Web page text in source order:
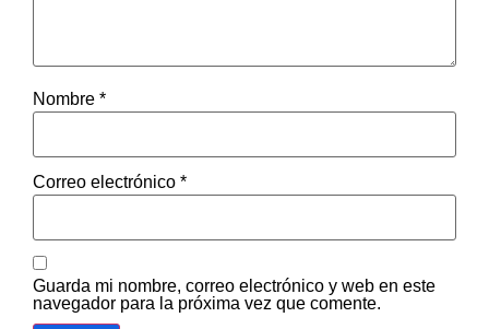
Nombre *
Correo electrónico *
Guarda mi nombre, correo electrónico y web en este
navegador para la próxima vez que comente.